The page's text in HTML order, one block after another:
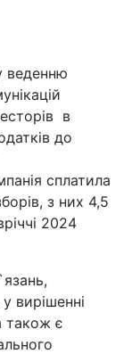
веденню
в
до
сплатила
з них 4,5
2024
вирішенні
також є